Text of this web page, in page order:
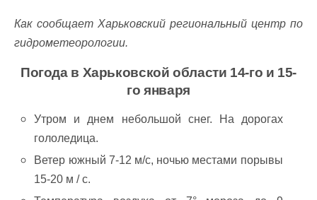
Как сообщает Харьковский региональный центр по
гидрометеорологии.
Погода в Харьковской области 14-го и 15-
го января
Утром и днем небольшой снег. На дорогах
гололедица.
Ветер южный 7-12 м/с, ночью местами порывы
15-20 м / с.